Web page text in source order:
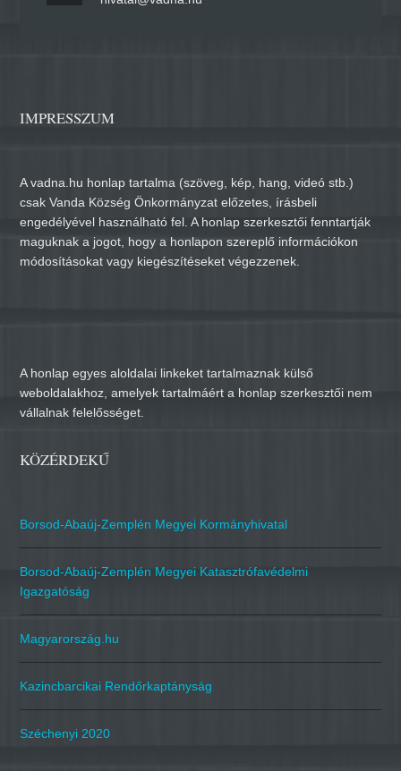
IMPRESSZUM
A vadna.hu honlap tartalma (szöveg, kép, hang, videó stb.)
csak Vanda Község Önkormányzat előzetes, írásbeli
engedélyével használható fel. A honlap szerkesztői fenntartják
maguknak a jogot, hogy a honlapon szereplő információkon
módosításokat vagy kiegészítéseket végezzenek.
A honlap egyes aloldalai linkeket tartalmaznak külső
weboldalakhoz, amelyek tartalmáért a honlap szerkesztői nem
vállalnak felelősséget.
KÖZÉRDEKŰ
Borsod-Abaúj-Zemplén Megyei Kormányhivatal
Borsod-Abaúj-Zemplén Megyei Katasztrófavédelmi
Igazgatóság
Magyarország.hu
Kazincbarcikai Rendőrkaptányság
Széchenyi 2020